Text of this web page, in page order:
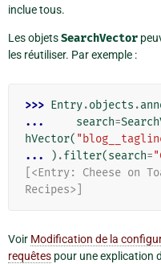
inclue tous.
Les objetsSearchVector
les réutiliser. Par exemple :
>>> Entry.objects .
...
search=
hVector(
...
) .filter(search=
[<Entry: Cheese on
Recipes>]
Voir Modification de la
requêtes pour une explication